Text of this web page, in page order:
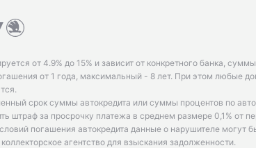
от 4.9% до 15% и зависит от конкретного банка,
от 1 года, максимальный - 8 лет. При этом любые
срок суммы автокредита или суммы процентов по
штраф за просрочку платежа в среднем размере 0,1% от
погашения автокредита данные о нарушителе могут
агентство для взыскания задолженности.